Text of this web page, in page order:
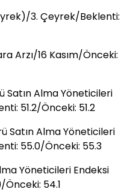
3. Çeyrek/Beklenti:
Arzı/16 Kasım/Önceki:
Satın Alma Yöneticileri
51.2/Önceki: 51.2
Satın Alma Yöneticileri
55.0/Önceki: 55.3
Yöneticileri Endeksi
54.1